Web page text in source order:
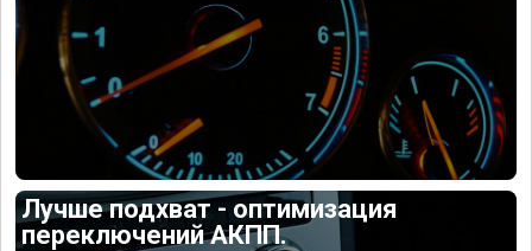
Лучше подхват - оптимизация
переключений АКПП.